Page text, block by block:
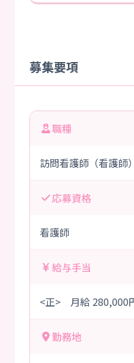
募集要項
職種
訪問看護師（看護師）
応募資格
看護師
給与手当
<正> 月給 280,000
勤務地